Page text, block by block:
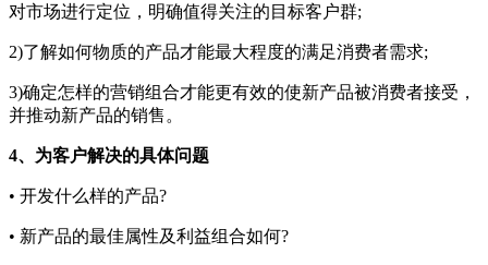
对市场进行定位，明确值得关注的目标客户群;
2)了解如何物质的产品才能最大程度的满足消费者需求;
3)确定怎样的营销组合才能更有效的使新产品被消费者接受，
并推动新产品的销售。
4、为客户解决的具体问题
• 开发什么样的产品?
• 新产品的最佳属性及利益组合如何?